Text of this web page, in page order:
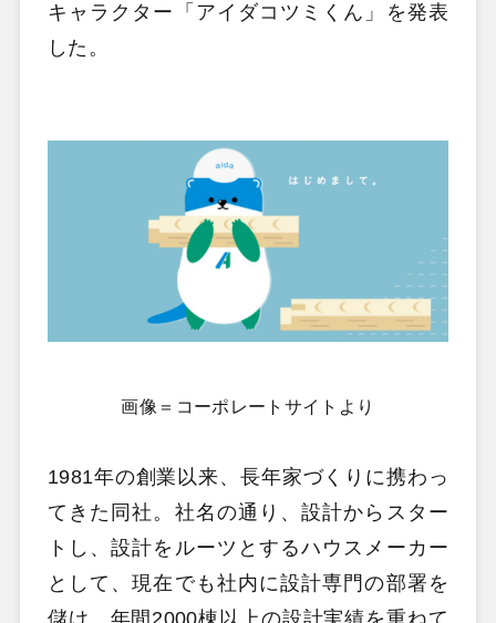
キャラクター「アイダコツミくん」を発表
した。
画像＝コーポレートサイトより
1981年の創業以来、長年家づくりに携わっ
てきた同社。社名の通り、設計からスター
トし、設計をルーツとするハウスメーカー
として、現在でも社内に設計専門の部署を
儲け、年間2000棟以上の設計実績を重ねて